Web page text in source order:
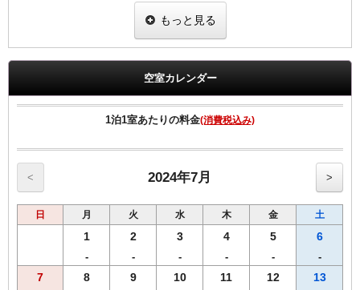
チェックイン時に学生証をご提示下さい。
【客室のご案内】
◆個別空調システム
◆Wi-Fi接続・有線LAN接続のインターネット環境無料
◆加湿機能付空気清浄機
◆枕元USBコンセント
◆動画配信サービス
（YouTube、Prime Video、NETFLIX、Hulu、AbemaTV、U-NEXT）
※ご視聴には、ご宿泊者様のアカウントが必要となります
◆HDMIケーブル完備
●館内コインランドリー完備（有料）
もっと見る
空室カレンダー
1泊1室あたりの料金(消費税込み)
< 2024年7月 >
日 月 火 水 木 金 土
1
-
2
-
3
-
4
-
5
-
6
-
7 8 9 10 11 12 13